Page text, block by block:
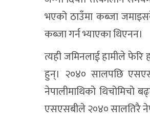
भएको ठाउँमा कब्जा
कब्जा गर्न भ्याएका थिएनन।
त्यही जमिनलाई हामीले
हुन्। २०४० सालपछि
नेपालीमाथिको थिचोमिचो
एसएसबीले २०४० सालतिरै